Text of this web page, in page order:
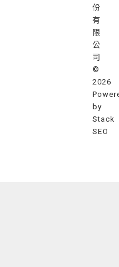
份
有
限
公
司
©
2026
by
Stack
SEO